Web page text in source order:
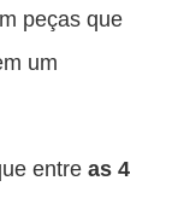
peças que
um
entre as 4